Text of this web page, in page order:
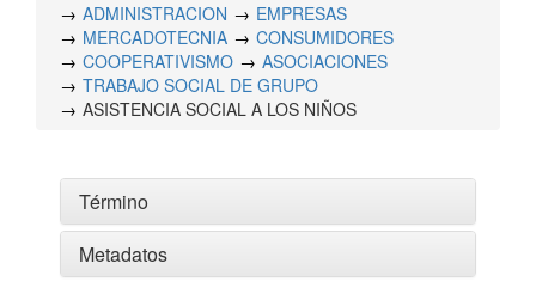
ADMINISTRACION
EMPRESAS
MERCADOTECNIA
CONSUMIDORES
COOPERATIVISMO
ASOCIACIONES
TRABAJO SOCIAL DE GRUPO
ASISTENCIA SOCIAL A LOS NIÑOS
Término
Metadatos